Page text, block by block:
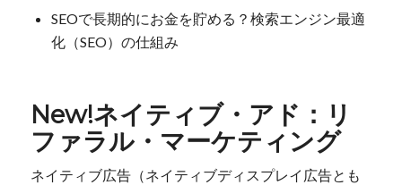
SEOで長期的にお金を貯める？検索エンジン最適
化（SEO）の仕組み
New!ネイティブ・アド：リ
ファラル・マーケティング
ネイティブ広告（ネイティブディスプレイ広告とも